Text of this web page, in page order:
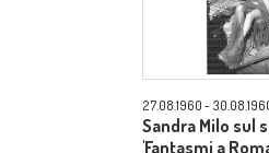
27.08.1960 -
Sandra Milo sul
'Fantasmi a